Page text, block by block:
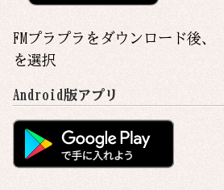
FMプラプラをダウンロード後、「
を選択
Android版アプリ